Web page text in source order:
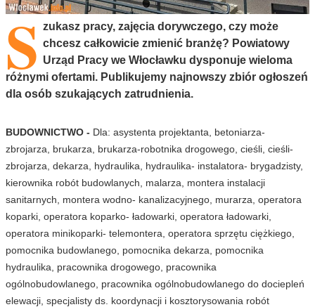
S zukasz pracy, zajęcia dorywczego, czy może
chcesz całkowicie zmienić branżę? Powiatowy
Urząd Pracy we Włocławku dysponuje wieloma
różnymi ofertami. Publikujemy najnowszy zbiór ogłoszeń
dla osób szukających zatrudnienia.
BUDOWNICTWO - Dla: asystenta projektanta, betoniarza-
zbrojarza, brukarza, brukarza-robotnika drogowego, cieśli, cieśli-
zbrojarza, dekarza, hydraulika, hydraulika- instalatora- brygadzisty,
kierownika robót budowlanych, malarza, montera instalacji
sanitarnych, montera wodno- kanalizacyjnego, murarza, operatora
koparki, operatora koparko- ładowarki, operatora ładowarki,
operatora minikoparki- telemontera, operatora sprzętu ciężkiego,
pomocnika budowlanego, pomocnika dekarza, pomocnika
hydraulika, pracownika drogowego, pracownika
ogólnobudowlanego, pracownika ogólnobudowlanego do dociepleń
elewacji, specjalisty ds. koordynacji i kosztorysowania robót